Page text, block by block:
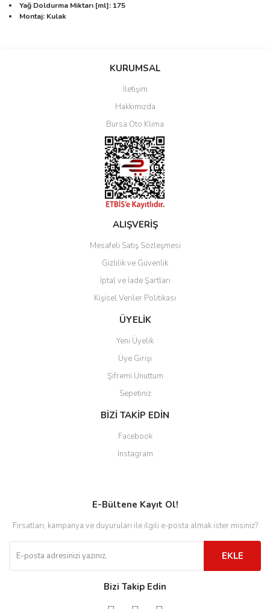
Yağ Doldurma Miktarı [ml]: 175
Montaj: Kulak
Bu ürüne ilk yorumu siz yapın!
Yorum Yaz
KURUMSAL
İletişim
Hakkımızda
Bursa Oto Klima
ALIŞVERİŞ
Mesafeli Satış Sözleşmesi
Gizlilik ve Güvenlik
İptal ve İade Şartları
Kişisel Veriler Politikası
ÜYELİK
Yeni Üyelik
Üye Girişi
Şifremi Unuttum
Sepetiniz
BİZİ TAKİP EDİN
Facebook
Instagram
E-Bültene Kayıt Ol!
Fırsatları, kampanya ve duyuruları ile ilgili e-posta almak ister misiniz?
EKLE
Bizi Takip Edin